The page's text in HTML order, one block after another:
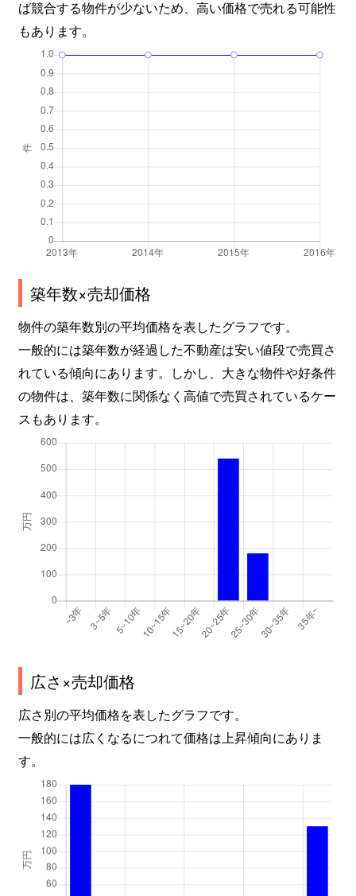
ば競合する物件が少ないため、高い価格で売れる可能性
もあります。
築年数×売却価格
物件の築年数別の平均価格を表したグラフです。
一般的には築年数が経過した不動産は安い値段で売買さ
れている傾向にあります。しかし、大きな物件や好条件
の物件は、築年数に関係なく高値で売買されているケー
スもあります。
広さ×売却価格
広さ別の平均価格を表したグラフです。
一般的には広くなるにつれて価格は上昇傾向にありま
す。